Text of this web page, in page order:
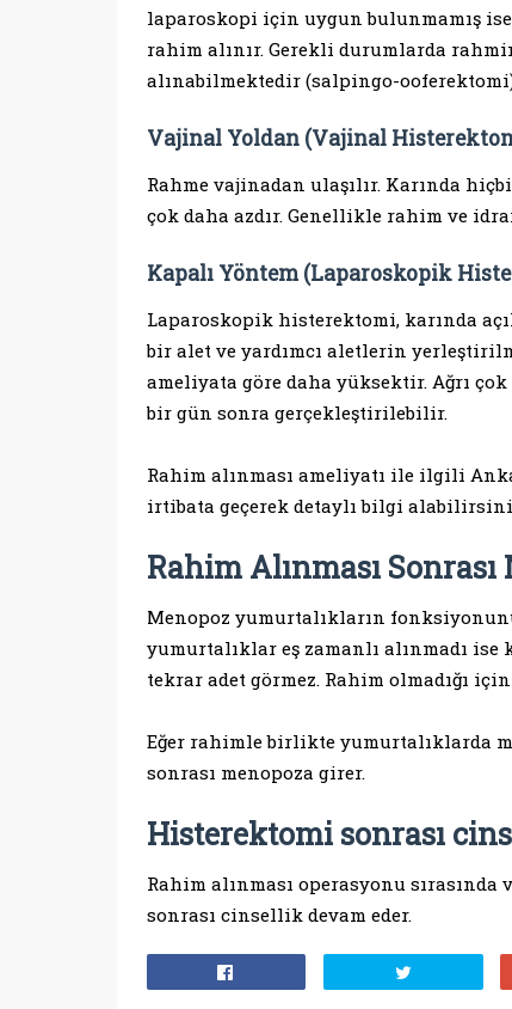
laparoskopi için uygun bulunmamış
rahim alınır. Gerekli durumlarda
alınabilmektedir (salpingo-
Vajinal Yoldan (Vajinal
Rahme vajinadan ulaşılır. Karında
çok daha azdır. Genellikle rahim ve
Kapalı Yöntem (Laparoskopik
Laparoskopik histerektomi, karında
bir alet ve yardımcı aletlerin
ameliyata göre daha yüksektir. Ağrı
bir gün sonra gerçekleştirilebilir.
Rahim alınması ameliyatı ile ilgili
irtibata geçerek detaylı bilgi
Rahim Alınması
Menopoz yumurtalıkların
yumurtalıklar eş zamanlı alınmadı
tekrar adet görmez. Rahim olmadığı
Eğer rahimle birlikte yumurtalıklarda
sonrası menopoza girer.
Histerektomi sonrası
Rahim alınması operasyonu
sonrası cinsellik devam eder.